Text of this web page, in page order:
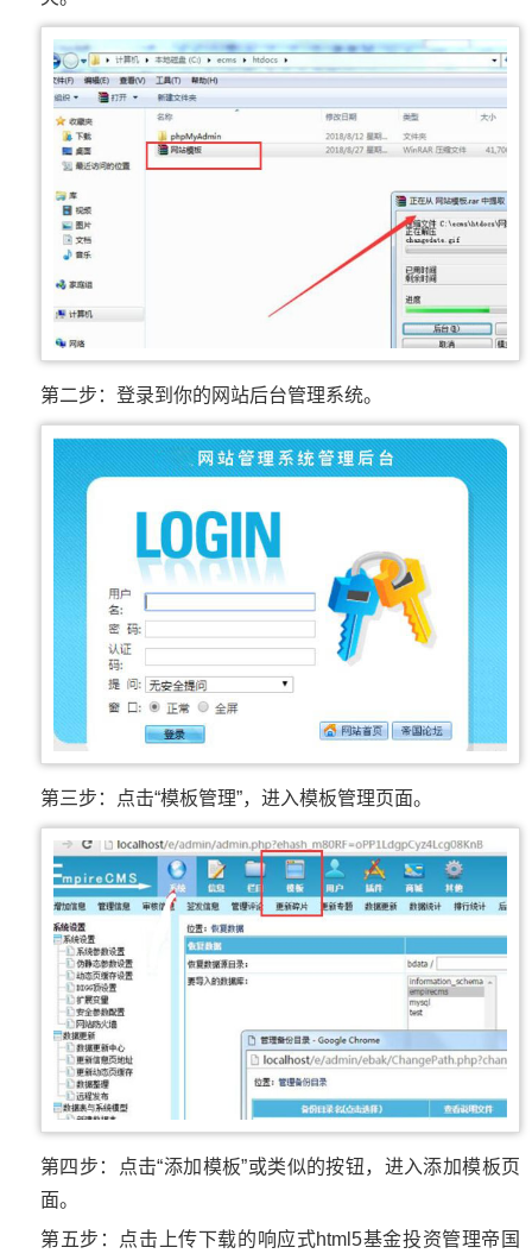
第二步：登录到你的网站后台管理系统。
第三步：点击“模板管理”，进入模板管理页面。
第四步：点击“添加模板”或类似的按钮，进入添加模板页
面。
第五步：点击上传下载的响应式html5基金投资管理帝国